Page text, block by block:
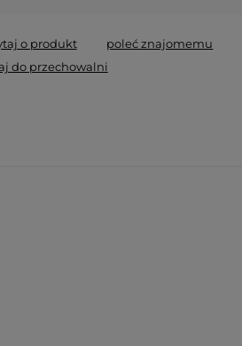
o produkt poleć znajomemu
do przechowalni